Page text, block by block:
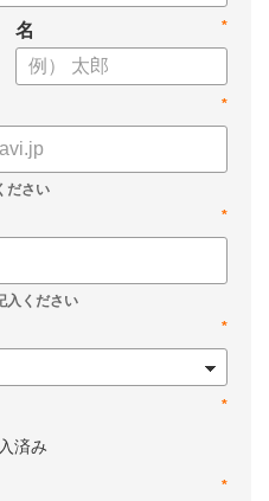
*
名
*
*
*
*
済み
*